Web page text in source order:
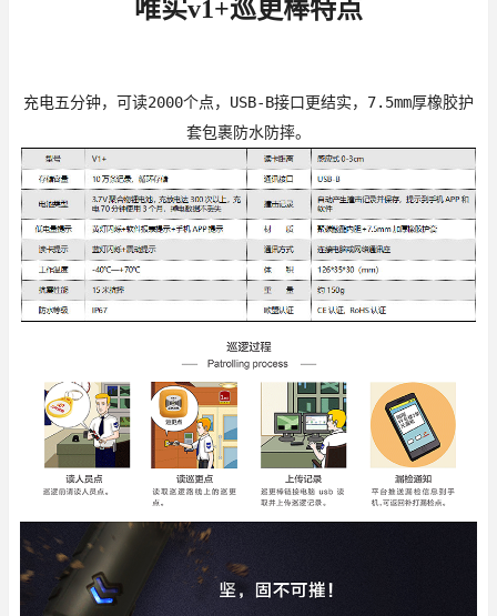
唯实v1+巡更棒特点
充电五分钟，可读2000个点，USB-B接口更结实，7.5mm厚橡胶护
套包裹防水防摔。